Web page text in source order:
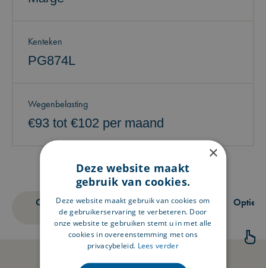
Kenteken
PG874L
Wegenbelasting
€93 tot €102 per maand
Omschrijving
Technische
specificaties
Opties
×
Deze website maakt
gebruik van cookies.
Deze website maakt gebruik van cookies om
de gebruikerservaring te verbeteren. Door
onze website te gebruiken stemt u in met alle
cookies in overeenstemming met ons
privacybeleid. Lees verder